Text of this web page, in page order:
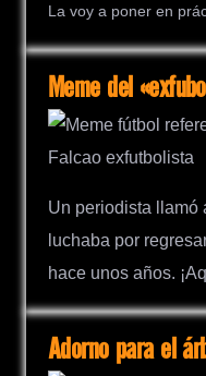
La voy a poner en
Meme del
Un periodista llamó
luchaba por
hace unos años.
Adorno para el